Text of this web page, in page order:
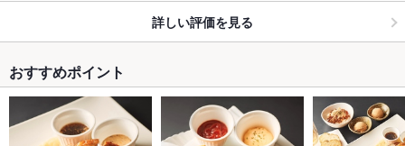
詳しい評価を見る
おすすめポイント